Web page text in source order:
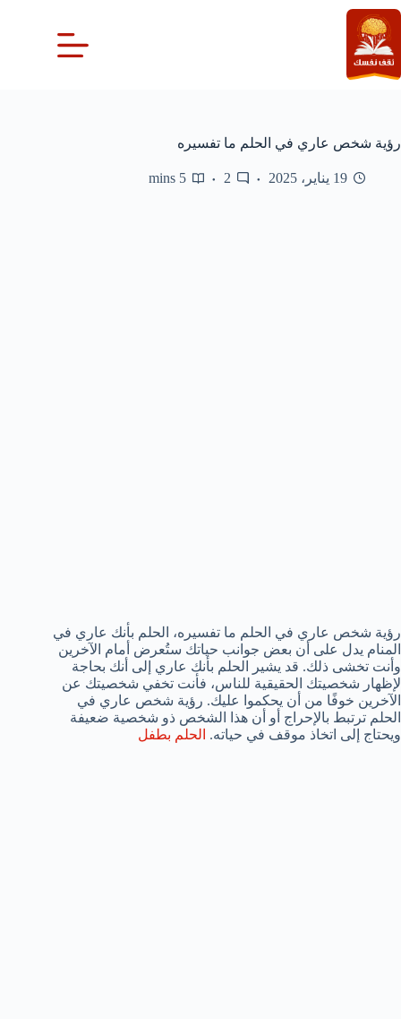
التجاوز
إلى
المحتوى
رؤية شخص عاري في الحلم ما تفسيره
19 يناير، 2025 2
5 mins
رؤية شخص عاري في الحلم ما تفسيره، الحلم بأنك عاري في
المنام يدل على أن بعض جوانب حياتك ستُعرض أمام الآخرين
وأنت تخشى ذلك. قد يشير الحلم بأنك عاري إلى أنك بحاجة
لإظهار شخصيتك الحقيقية للناس، فأنت تخفي شخصيتك عن
الآخرين خوفًا من أن يحكموا عليك. رؤية شخص عاري في
الحلم ترتبط بالإحراج أو أن هذا الشخص ذو شخصية ضعيفة
ويحتاج إلى اتخاذ موقف في حياته. الحلم بطفل